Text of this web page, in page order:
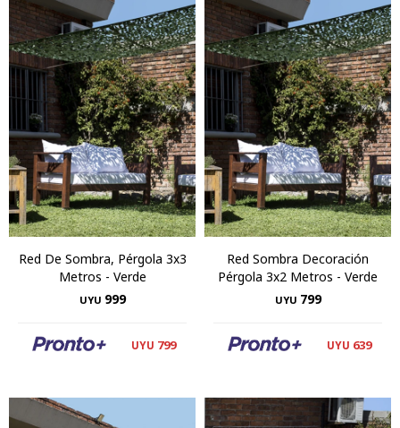
Red De Sombra, Pérgola 3x3
Metros - Verde
UYU 999
UYU 799
Red Sombra Decoración
Pérgola 3x2 Metros - Verde
UYU 799
UYU 639